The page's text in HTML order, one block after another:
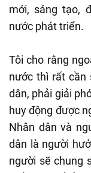
mới, sáng tạo,
nước phát triển.
Tôi cho rằng
nước thì rất cần
dân, phải giải
huy động được
Nhân dân và
dân là người
người sẽ chung